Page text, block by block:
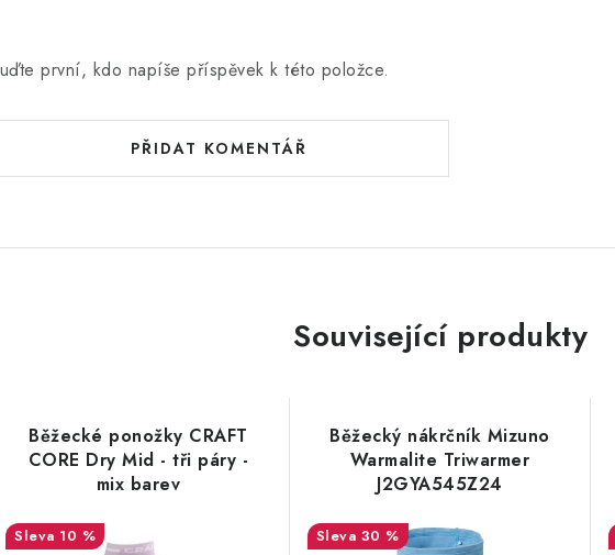
první, kdo napíše příspěvek k této položce.
PŘIDAT KOMENTÁŘ
Související produkty
Běžecké ponožky CRAFT
CORE Dry Mid - tři páry -
mix barev
10 %
Běžecký nákrčník Mizuno
Warmalite Triwarmer
J2GYA545Z24
30 %